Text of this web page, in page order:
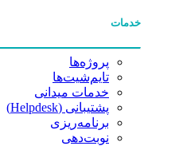
خدمات
پروژه‌ها
تایم‌شیت‌ها
خدمات میدانی
پشتیبانی (Helpdesk)
برنامه‌ریزی
نوبت‌دهی